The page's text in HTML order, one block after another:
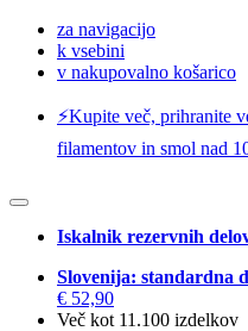
za navigacijo
k vsebini
v nakupovalno košarico
⚡️Kupite več, prihranite
filamentov in smol nad
Iskalnik rezervnih
Slovenija: standardna
€ 52,90
Več kot 11.100 izdelkov